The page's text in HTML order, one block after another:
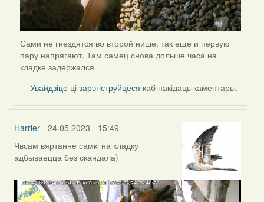
Сами не гнездятся во второй нише, так еще и первую
пару напрягают. Там самец снова дольше часа на
кладке задержался
Увайдзіце цізарэгіструйцеся каб пакідаць каментары.
Harrier- 24.05.2023 - 15:49
Чвсам вяртанне самкі на кладку
адбываецца без скандала)